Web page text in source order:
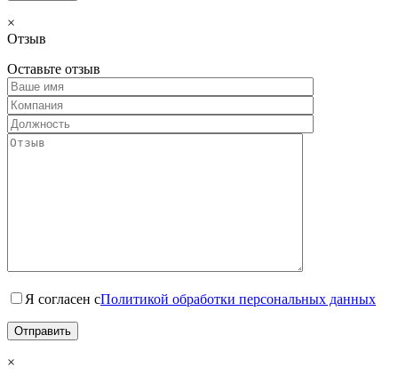
×
Отзыв
Оставьте отзыв
Я согласен сПолитикой обработки персональных данных
×